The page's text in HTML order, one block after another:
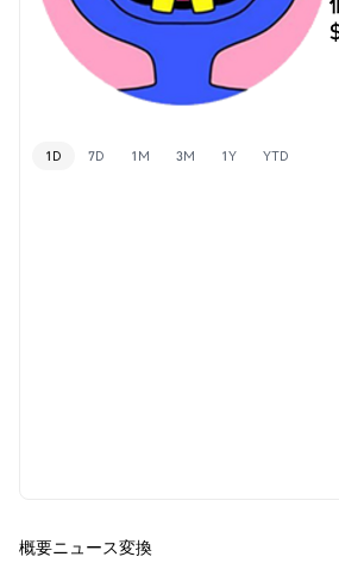
1D 7D 1M 3M 1Y YTD
概要ニュース変換